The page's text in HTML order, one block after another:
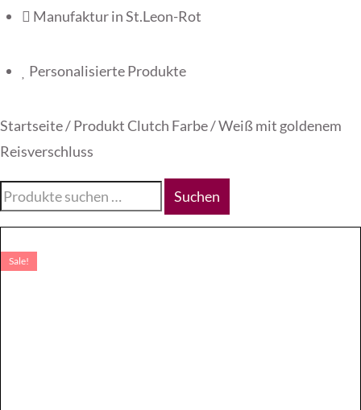
Manufaktur in St.Leon-Rot
Personalisierte Produkte
Startseite/ Produkt Clutch Farbe / Weiß mit goldenem
Reisverschluss
Suche
nach:
Suchen
Sale!